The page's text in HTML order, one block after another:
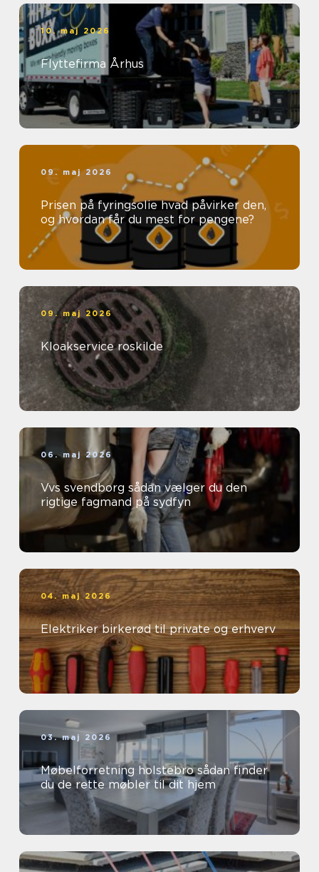
10. maj 2026
Flyttefirma Århus
09. maj 2026
Prisen på fyringsolie hvad påvirker den,
og hvordan får du mest for pengene?
09. maj 2026
Kloakservice roskilde
06. maj 2026
Vvs svendborg sådan vælger du den
rigtige fagmand på sydfyn
04. maj 2026
Elektriker birkerød til private og erhverv
03. maj 2026
Møbelforretning holstebro sådan finder
du de rette møbler til dit hjem